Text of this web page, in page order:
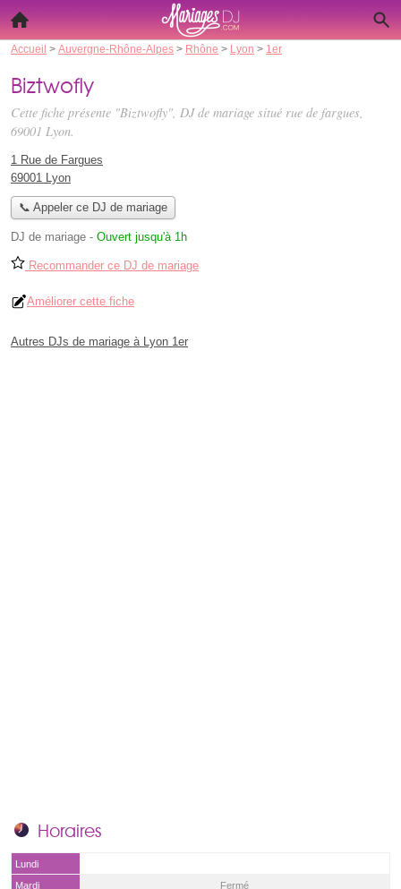
Accueil > Auvergne-Rhône-Alpes > Rhône > Lyon > 1er
Biztwofly
Cette fiche présente "Biztwofly", DJ de mariage situé rue de fargues,
69001 Lyon.
1 Rue de Fargues
69001 Lyon
📞 Appeler ce DJ de mariage
DJ de mariage - Ouvert jusqu'à 1h
Recommander ce DJ de mariage
Améliorer cette fiche
Autres DJs de mariage à Lyon 1er
Horaires
Lundi
Mardi
Fermé